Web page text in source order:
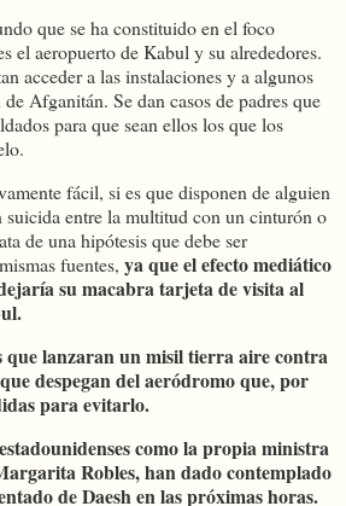
que se ha constituido en el foco
el aeropuerto de Kabul y su alrededores.
acceder a las instalaciones y a algunos
Afganitán. Se dan casos de padres que
para que sean ellos los que los
fácil, si es que disponen de alguien
entre la multitud con un cinturón o
de una hipótesis que debe ser
fuentes, ya que el efecto mediático
su macabra tarjeta de visita al
que lanzaran un misil tierra aire contra
despegan del aeródromo que, por
para evitarlo.
como la propia ministra
Robles, han dado contemplado
de Daesh en las próximas horas.